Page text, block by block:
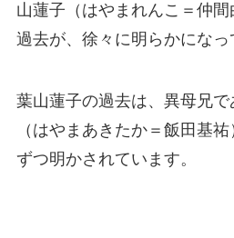
山蓮子（はやまれんこ＝仲
過去が、徐々に明らかになっ
葉山蓮子の過去は、異母兄
（はやまあきたか＝飯田基
ずつ明かされています。